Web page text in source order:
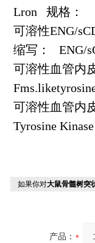
Lron
规格：
可溶性ENG/
缩写：
ENG/
可溶性血管内
可溶性血管内
Tyrosine
如果你对大鼠骨髓树突
产品：